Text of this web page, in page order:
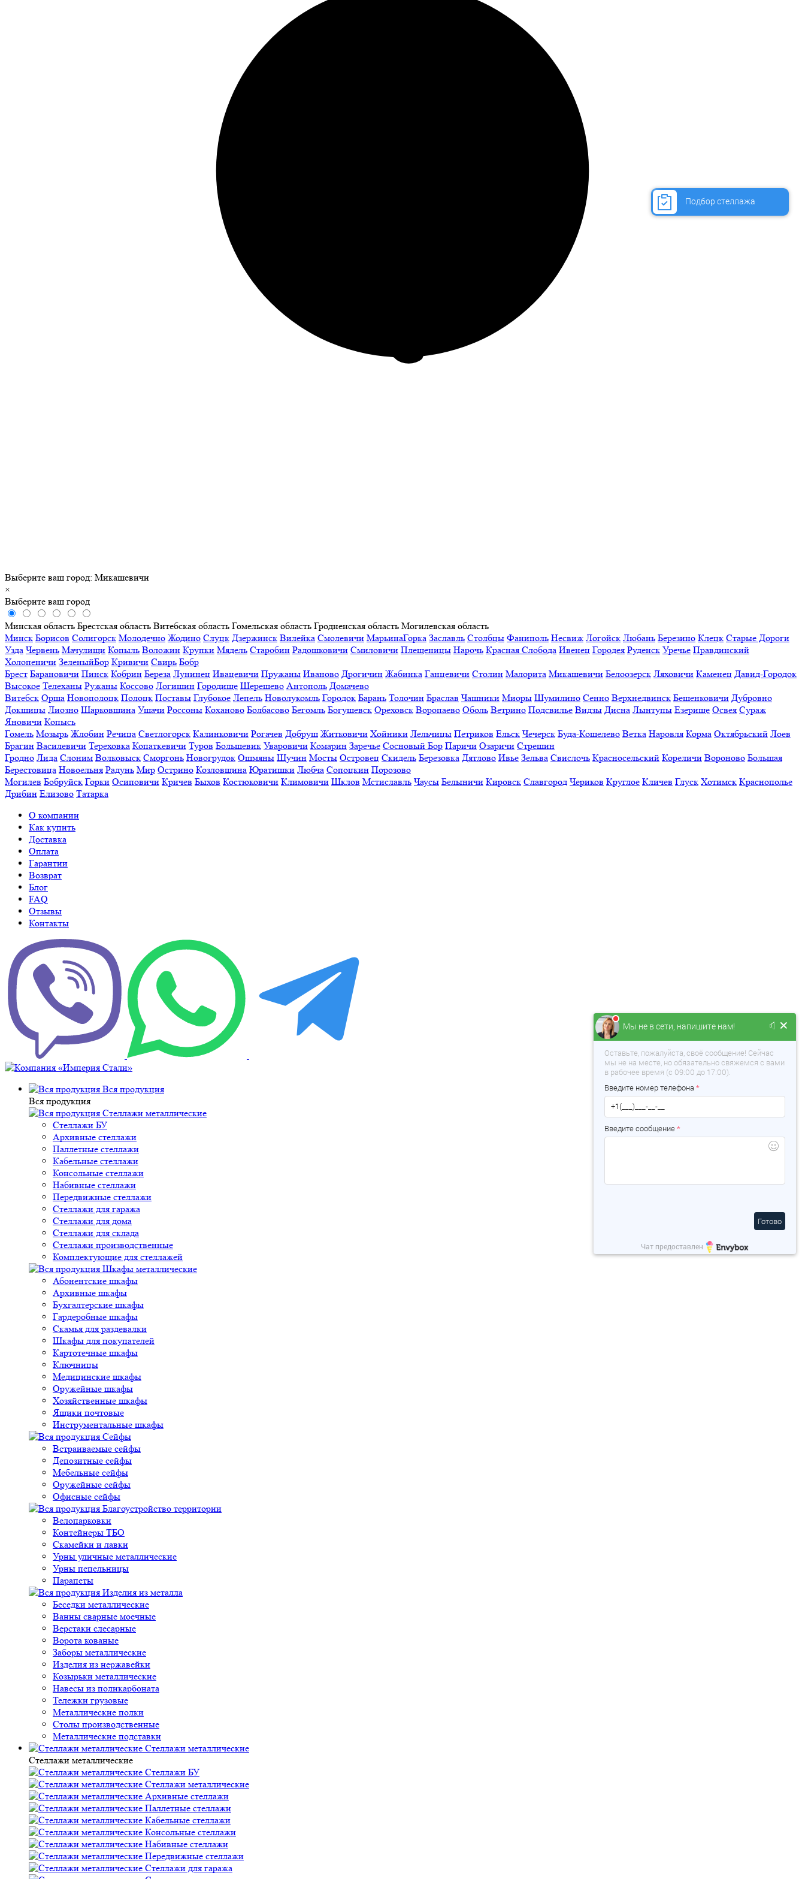
Выберите ваш город: Микашевичи
×
Выберите ваш город
Минская область Брестская область Витебская область Гомельская область Гродненская область Могилевская область
Минск Борисов Солигорск Молодечно Жодино Слуцк Дзержинск Вилейка Смолевичи МарьинаГорка Заславль Столбцы Фаниполь Несвиж Логойск Любань Березино Клецк Старые Дороги
Узда Червень Мачулищи Копыль Воложин Крупки Мядель Старобин Радошковичи Смиловичи Плещеницы Нарочь Красная Слобода Ивенец Городея Руденск Уречье Правдинский
Холопеничи ЗеленыйБор Кривичи Свирь Бобр
Брест Барановичи Пинск Кобрин Береза Лунинец Ивацевичи Пружаны Иваново Дрогичин Жабинка Ганцевичи Столин Малорита Микашевичи Белоозерск Ляховичи Каменец Давид-Городок
Высокое Телеханы Ружаны Коссово Логишин Городище Шерешево Антополь Домачево
Витебск Орша Новополоцк Полоцк Поставы Глубокое Лепель Новолукомль Городок Барань Толочин Браслав Чашники Миоры Шумилино Сенно Верхнедвинск Бешенковичи Дубровно
Докшицы Лиозно Шарковщина Ушачи Россоны Коханово Болбасово Бегомль Богушевск Ореховск Воропаево Оболь Ветрино Подсвилье Видзы Дисна Лынтупы Езерище Освея Сураж
Яновичи Копысь
Гомель Мозырь Жлобин Речица Светлогорск Калинковичи Рогачев Добруш Житковичи Хойники Лельчицы Петриков Ельск Чечерск Буда-Кошелево Ветка Наровля Корма Октябрьский Лоев
Брагин Василевичи Тереховка Копаткевичи Туров Большевик Уваровичи Комарин Заречье Сосновый Бор Паричи Озаричи Стрешин
Гродно Лида Слоним Волковыск Сморгонь Новогрудок Ошмяны Щучин Мосты Островец Скидель Березовка Дятлово Ивье Зельва Свислочь Красносельский Кореличи Вороново Большая
Берестовица Новоельня Радунь Мир Острино Козловщина Юратишки Любча Сопоцкин Порозово
Могилев Бобруйск Горки Осиповичи Кричев Быхов Костюковичи Климовичи Шклов Мстиславль Чаусы Белыничи Кировск Славгород Чериков Круглое Кличев Глуск Хотимск Краснополье
Дрибин Елизово Татарка
О компании
Как купить
Доставка
Оплата
Гарантии
Возврат
Блог
FAQ
Отзывы
Контакты
Вся продукция
Вся продукция
Стеллажи металлические
Стеллажи БУ
Архивные стеллажи
Паллетные стеллажи
Кабельные стеллажи
Консольные стеллажи
Набивные стеллажи
Передвижные стеллажи
Стеллажи для гаража
Стеллажи для дома
Стеллажи для склада
Стеллажи производственные
Комплектующие для стеллажей
Шкафы металлические
Абонентские шкафы
Архивные шкафы
Бухгалтерские шкафы
Гардеробные шкафы
Скамья для раздевалки
Шкафы для покупателей
Картотечные шкафы
Ключницы
Медицинские шкафы
Оружейные шкафы
Хозяйственные шкафы
Ящики почтовые
Инструментальные шкафы
Сейфы
Встраиваемые сейфы
Депозитные сейфы
Мебельные сейфы
Оружейные сейфы
Офисные сейфы
Благоустройство территории
Велопарковки
Контейнеры ТБО
Скамейки и лавки
Урны уличные металлические
Урны пепельницы
Парапеты
Изделия из металла
Беседки металлические
Ванны сварные моечные
Верстаки слесарные
Ворота кованые
Заборы металлические
Изделия из нержавейки
Козырьки металлические
Навесы из поликарбоната
Тележки грузовые
Металлические полки
Столы производственные
Металлические подставки
Стеллажи металлические
Стеллажи металлические
Стеллажи БУ
Стеллажи металлические
Архивные стеллажи
Паллетные стеллажи
Кабельные стеллажи
Консольные стеллажи
Набивные стеллажи
Передвижные стеллажи
Стеллажи для гаража
Подбор стеллажа
Мы не в сети, напишите нам!
Оставьте, пожалуйста, своё сообщение! Сейчас
мы не на месте, но обязательно свяжемся с вами
в рабочее время (с 09:00 до 17:00).
Введите номер телефона *
Введите сообщение*
Готово
Чат предоставлен